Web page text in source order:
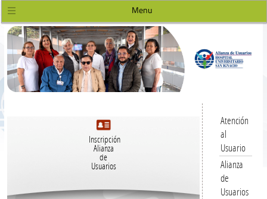
Menu
Inscripción
Alianza
de
Usuarios
Atención
al
Usuario
Alianza
de
Usuarios